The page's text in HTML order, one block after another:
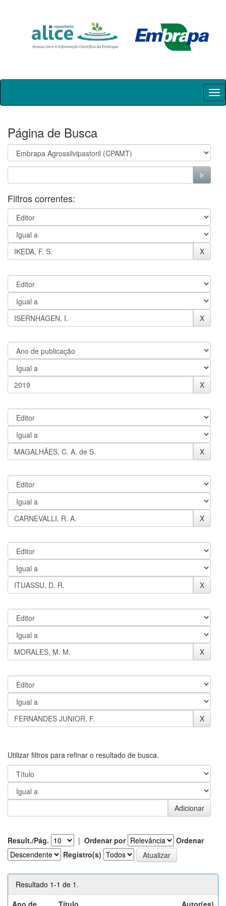
Skip
Página de Busca
Filtros correntes:
Utilizar filtros para refinar o resultado de busca.
Result./Pág. | Ordenar por
Ordenar
Registro(s)
Resultado 1-1 de 1.
Ano de
Título Autor(es)